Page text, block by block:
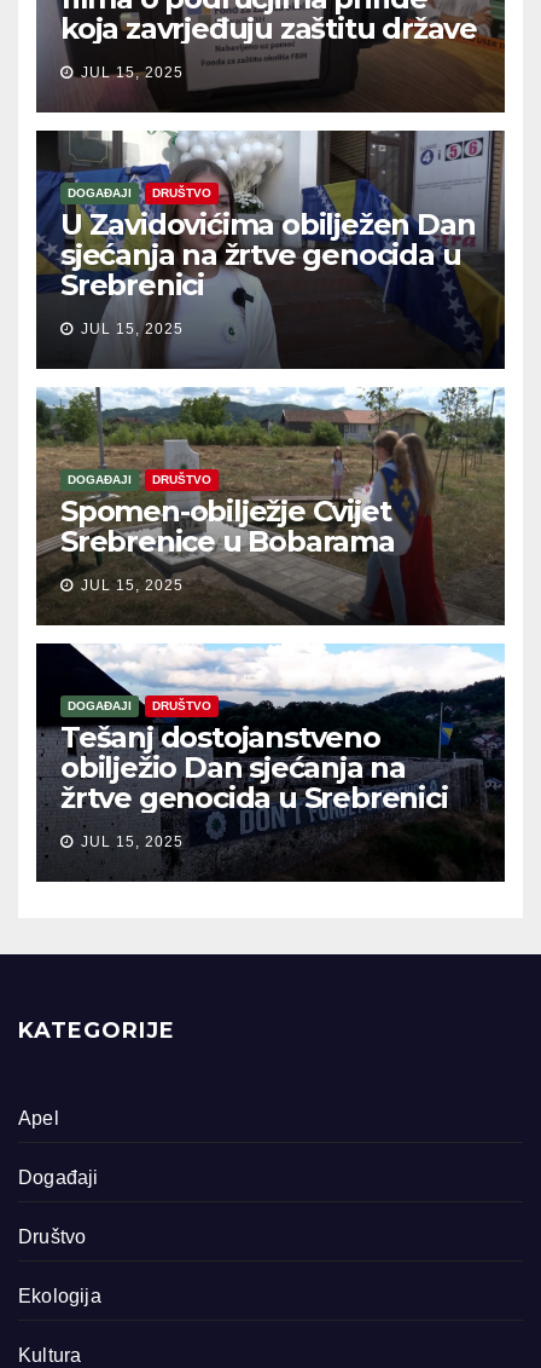
koja zavrjeđuju zaštitu države
JUL 15, 2025
DOGAĐAJI DRUŠTVO
U Zavidovićima obilježen Dan
sjećanja na žrtve genocida u
Srebrenici
JUL 15, 2025
DOGAĐAJI DRUŠTVO
Spomen-obilježje Cvijet
Srebrenice u Bobarama
JUL 15, 2025
DOGAĐAJI DRUŠTVO
Tešanj dostojanstveno
obilježio Dan sjećanja na
žrtve genocida u Srebrenici
JUL 15, 2025
KATEGORIJE
Apel
Događaji
Društvo
Ekologija
Kultura